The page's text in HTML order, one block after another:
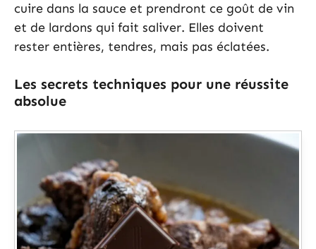
cuire dans la sauce et prendront ce goût de vin
et de lardons qui fait saliver. Elles doivent
rester entières, tendres, mais pas éclatées.
Les secrets techniques pour une réussite
absolue